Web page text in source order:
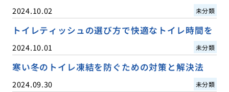
2024.10.02 未分類
トイレティッシュの選び方で快適なトイレ時間を
2024.10.01 未分類
寒い冬のトイレ凍結を防ぐための対策と解決法
2024.09.30 未分類